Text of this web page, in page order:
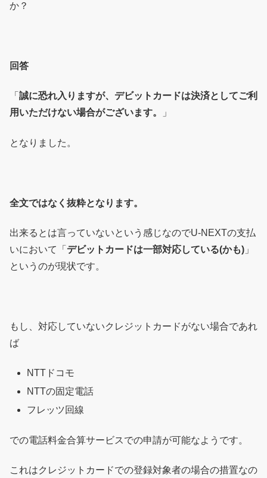
か？
回答
「 誠に恐れ入りますが、デビットカードは決済としてご利
用いただけない場合がございます。
」
となりました。
全文ではなく抜粋となります。
出来るとは言っていないという感じなのでU-NEXTの支払
いにおいて「 デビットカードは一部対応している(かも) 」
というのが現状です。
もし、対応していないクレジットカードがない場合であれ
ば
NTTドコモ
NTTの固定電話
フレッツ回線
での電話料金合算サービスでの申請が可能なようです。
これはクレジットカードでの登録対象者の場合の措置なの